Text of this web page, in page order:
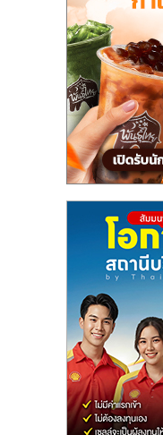
ไชส์,
รวม
แฟ
ไชส์
ขาย
แฟ